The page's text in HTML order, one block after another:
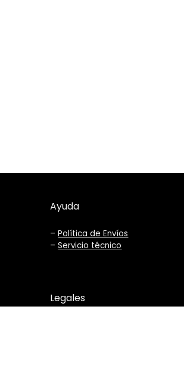
Ayuda
–Política de Envíos
–Servicio técnico
Legales